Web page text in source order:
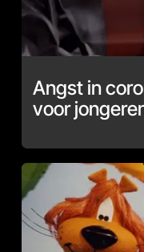
Angst in
voor